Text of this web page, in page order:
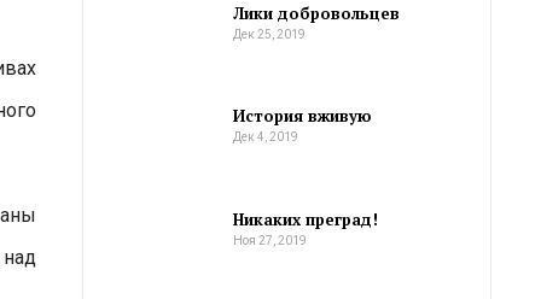
Лики добровольцев
Дек 25, 2019
История вживую
Дек 4, 2019
Никаких преград!
Ноя 27, 2019